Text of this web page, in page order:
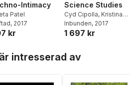
Intimacy
Patel
, 2017
kr
Science Studies
Cyd Cipolla, Kristina
Gupta,David A. Rubin
Angela Willey
Inbunden, 2017
1 697 kr
intresserad av